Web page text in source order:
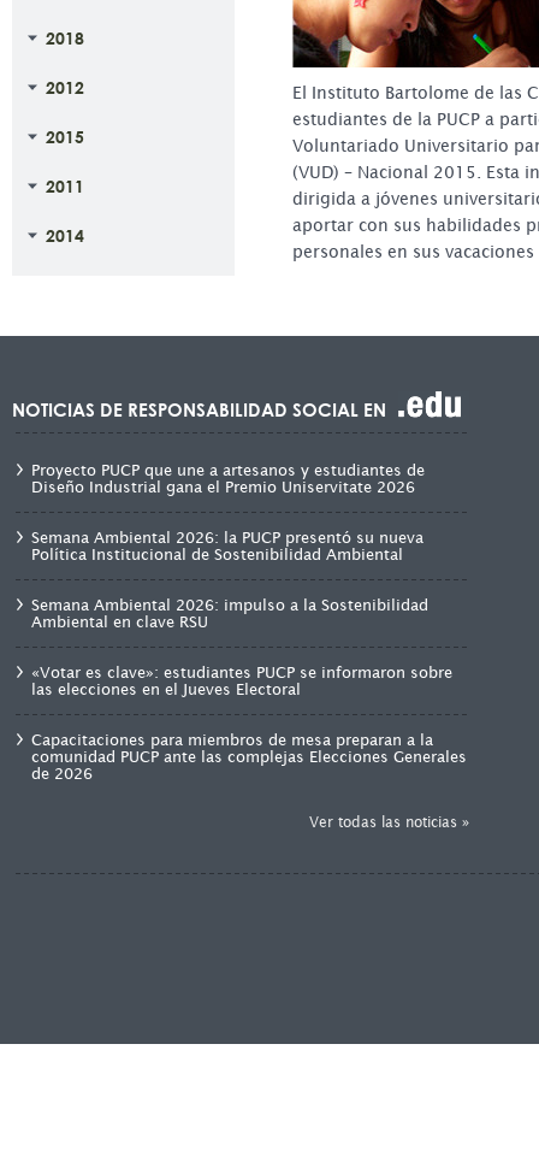
2018
2012
2015
2011
2014
El Instituto Bartolome de las
estudiantes de la PUCP a
Voluntariado Universitario
(VUD) – Nacional 2015. Esta
dirigida a jóvenes
aportar con sus habilidades
personales en sus
NOTICIAS DE RESPONSABILIDAD SOCIAL EN
Proyecto PUCP que une a artesanos y estudiantes de
Diseño Industrial gana el Premio Uniservitate 2026
Semana Ambiental 2026: la PUCP presentó su nueva
Política Institucional de Sostenibilidad Ambiental
Semana Ambiental 2026: impulso a la Sostenibilidad
Ambiental en clave RSU
«Votar es clave»: estudiantes PUCP se informaron sobre
las elecciones en el Jueves Electoral
Capacitaciones para miembros de mesa preparan a la
comunidad PUCP ante las complejas Elecciones Generales
de 2026
Ver todas las noticias »